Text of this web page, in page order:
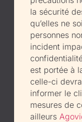
la sécurité
qu’elles ne
personnes
incident
est portée à
celle-ci
informer le
mesures de
ailleurs